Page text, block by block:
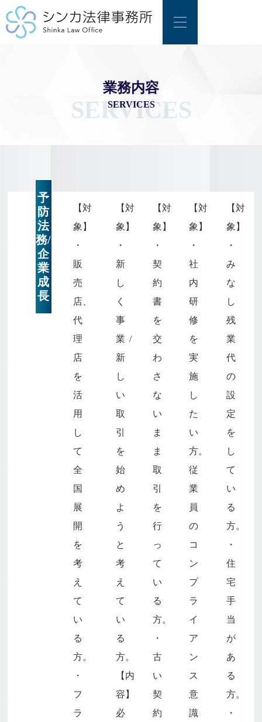
業務内容
SERVICES
SERVICES
予
防
法
務/
企
業
成
長
【対
象】
・
販
売
店、
代
理
店
を
活
用
し
て
全
国
展
開
を
考
え
て
い
る
方。
・
フ
ラ
【対
象】
・
新
し
く
事
業/
新
し
い
取
引
を
始
め
よ
う
と
考
え
て
い
る
方。
【内
容】
必
【対
象】
・
契
約
書
を
交
わ
さ
な
い
ま
ま
取
引
を
行
っ
て
い
る
方。
・
古
い
契
約
【対
象】
・
社
内
研
修
を
実
施
し
た
い
方。
従
業
員
の
コ
ン
プ
ラ
イ
ア
ン
ス
意
識
【対
象】
・
み
な
し
残
業
代
の
設
定
を
し
て
い
る
方。
・
住
宅
手
当
が
あ
る
方。
・